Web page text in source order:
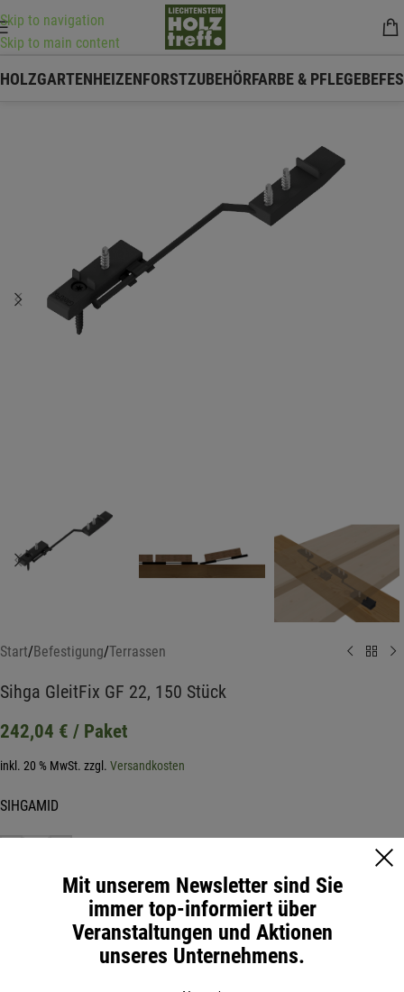
Skip to navigation
Skip to main content
HOLZGARTENHEIZENFORSTZUBEHÖRFARBE & PFLEGE
Start/Befestigung/Terrassen
Sihga GleitFix GF 22, 150 Stück
242,04 € / Paket
inkl. 20 % MwSt. zzgl. Versandkosten
SIHGAMID
IN DEN WARENKORB
70786
Mit unserem Newsletter sind Sie
immer top-informiert über
Veranstaltungen und Aktionen
unseres Unternehmens.